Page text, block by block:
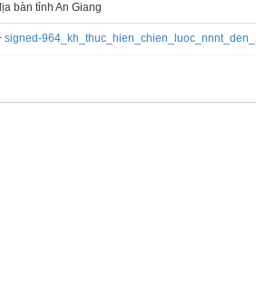
bàn tỉnh An Giang
signed-